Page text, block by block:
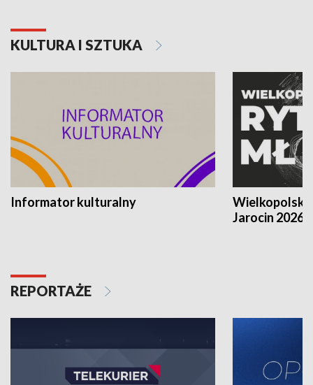
KULTURA I SZTUKA
Informator kulturalny
Jarocin 2026
REPORTAŻE